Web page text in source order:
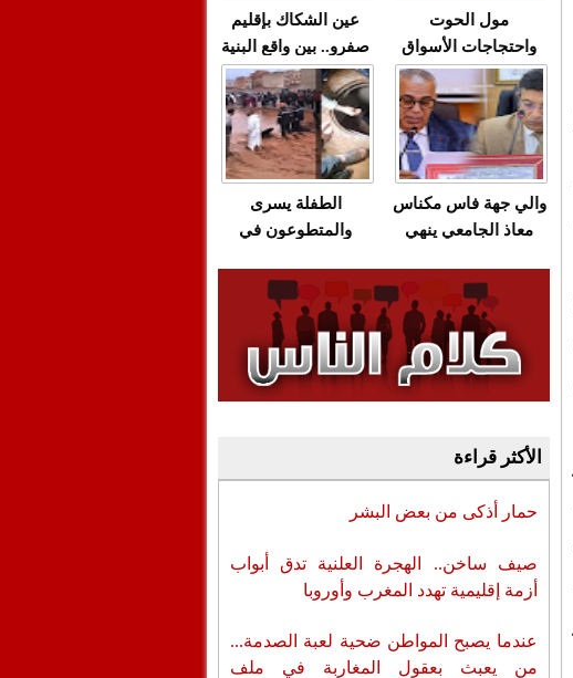
عين الشكاك بإقليم
صفرو.. بين واقع البنية
التحتية المهترئة
والحملات الانتخابية
المبكرة(فيديو)
مول الحوت
واحتجاجات الأسواق
الأسبوعية/الاحتقان
الصامت والتراشق
بـ"الصناديق"/أخنوش
يرد بالصمت المريب
الطفلة يسرى
والمتطوعون في
وقنوات صرف صحي
تقتل والمحاسبة يجب
أن تطال المسؤولين
والي جهة فاس مكناس
معاذ الجامعي ينهي
والعمال مع شركة
سيتي باص + وثيقة
وفيديو
الأكثر قراءة
حمار أذكى من بعض البشر
صيف ساخن.. الهجرة العلنية تدق أبواب
أزمة إقليمية تهدد المغرب وأوروبا
عندما يصبح المواطن ضحية لعبة الصدمة...
من يعبث بعقول المغاربة في ملف